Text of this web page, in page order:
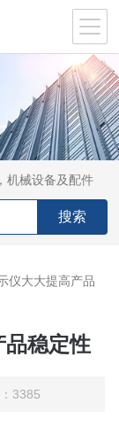
机械设备及配件
仪大大提高产品
品稳定性
3385